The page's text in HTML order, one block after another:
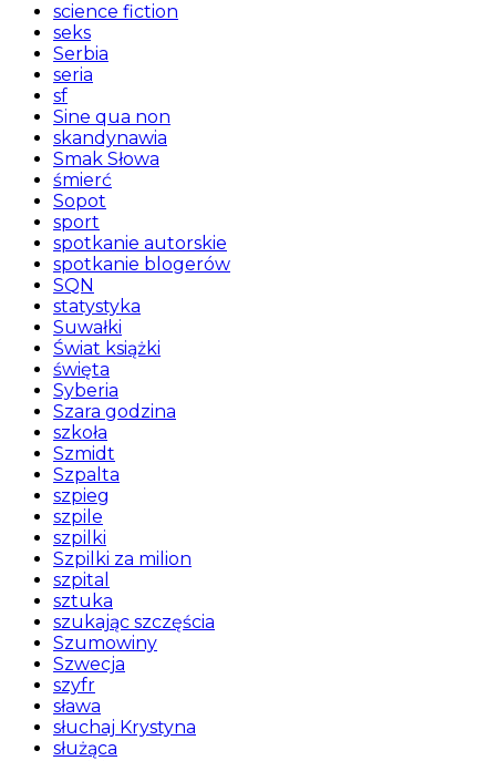
science fiction
seks
Serbia
seria
sf
Sine qua non
skandynawia
Smak Słowa
śmierć
Sopot
sport
spotkanie autorskie
spotkanie blogerów
SQN
statystyka
Suwałki
Świat książki
święta
Syberia
Szara godzina
szkoła
Szmidt
Szpalta
szpieg
szpile
szpilki
Szpilki za milion
szpital
sztuka
szukając szczęścia
Szumowiny
Szwecja
szyfr
sława
słuchaj Krystyna
służąca